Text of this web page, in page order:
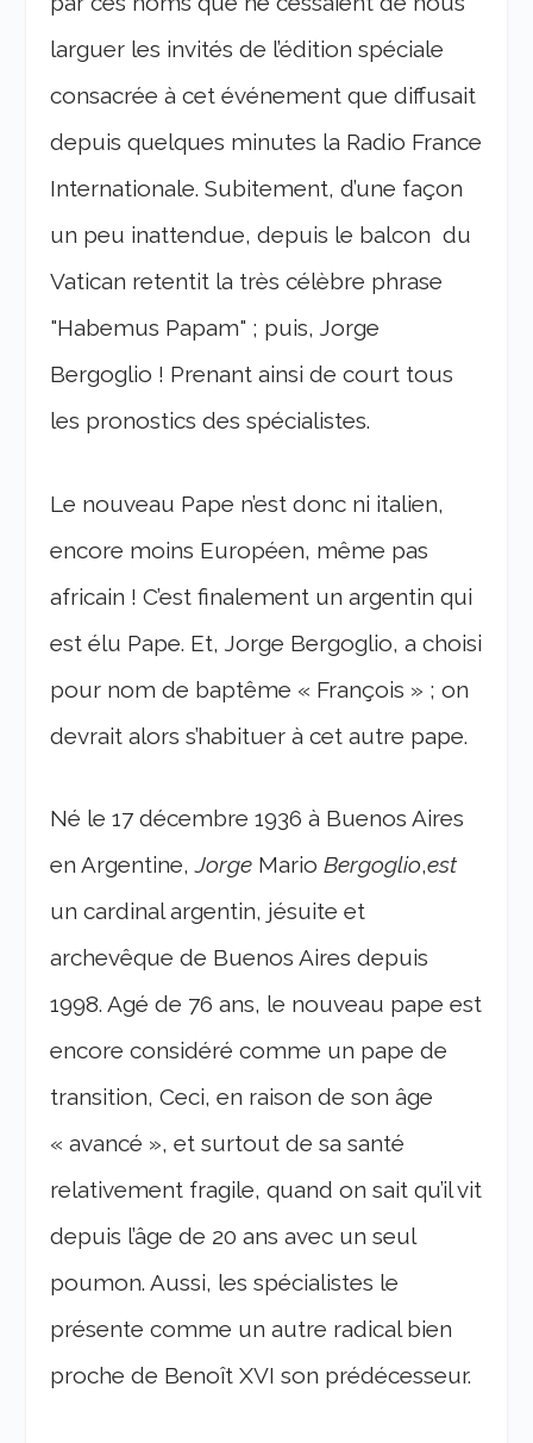
larguer les invités de l’édition spéciale
consacrée à cet événement que diffusait
depuis quelques minutes la Radio France
Internationale. Subitement, d’une façon
un peu inattendue, depuis le balcon du
Vatican retentit la très célèbre phrase
"Habemus Papam" ; puis, Jorge
Bergoglio ! Prenant ainsi de court tous
les pronostics des spécialistes.
Le nouveau Pape n’est donc ni italien,
encore moins Européen, même pas
africain ! C’est finalement un argentin qui
est élu Pape. Et, Jorge Bergoglio, a choisi
pour nom de baptême « François » ; on
devrait alors s’habituer à cet autre pape.
Né le 17 décembre 1936 à Buenos Aires
en Argentine,Jorge MarioBergoglio,est
un cardinal argentin, jésuite et
archevêque de Buenos Aires depuis
1998. Agé de 76 ans, le nouveau pape est
encore considéré comme un pape de
transition, Ceci, en raison de son âge
« avancé », et surtout de sa santé
relativement fragile, quand on sait qu’il vit
depuis l’âge de 20 ans avec un seul
poumon. Aussi, les spécialistes le
présente comme un autre radical bien
proche de Benoît XVI son prédécesseur.